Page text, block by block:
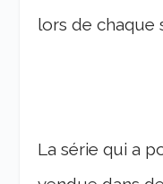
lors de chaque
La série qui a